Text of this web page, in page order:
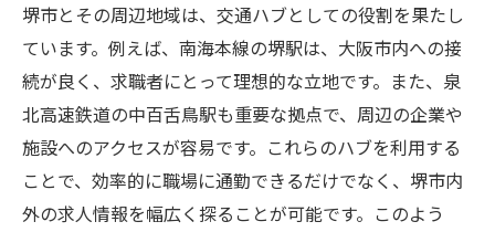
職場見学を通じて得られる具体的な印象
堺市の職場評価基準とその活用法
求人情報でわかる堺市の企業文化と職場環境
求人票に記載された企業文化の読み解き方
堺市での職場環境の特徴とトレンド
企業のビジョンと求職者のマッチング事例
堺市とその周辺地域は、交通ハブとしての役割を果たし
ています。例えば、南海本線の堺駅は、大阪市内への接
続が良く、求職者にとって理想的な立地です。また、泉
北高速鉄道の中百舌鳥駅も重要な拠点で、周辺の企業や
施設へのアクセスが容易です。これらのハブを利用する
ことで、効率的に職場に通勤できるだけでなく、堺市内
外の求人情報を幅広く探ることが可能です。このよう